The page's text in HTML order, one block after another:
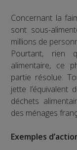
Concernant la
sont sous-
millions de
Pourtant, rien
alimentaire, ce
partie résolue.
jette l’équivalent
déchets
des ménages
Exemples